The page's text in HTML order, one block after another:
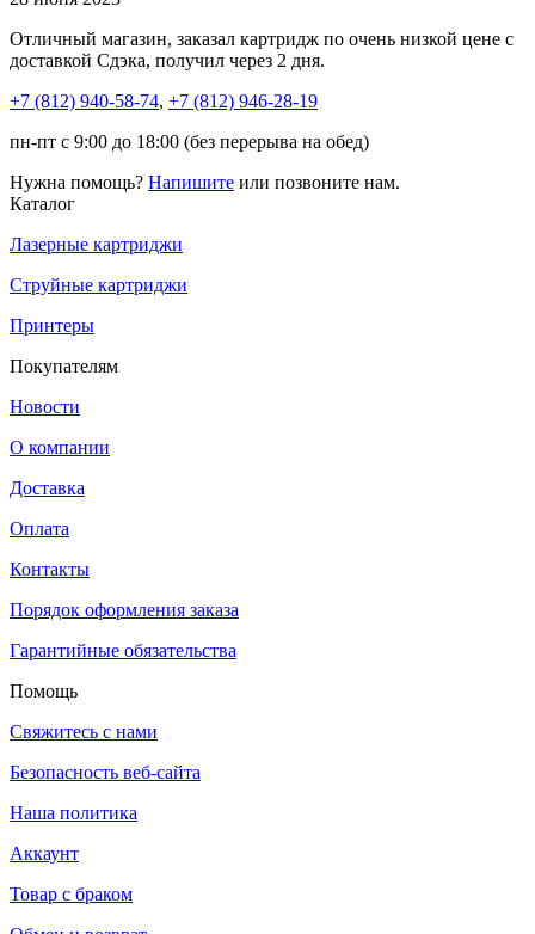
Отличный магазин, заказал картридж по очень низкой цене с
доставкой Сдэка, получил через 2 дня.
+7 (812) 940-58-74, +7 (812) 946-28-19
пн-пт с 9:00 до 18:00 (без перерыва на обед)
Нужна помощь? Напишите или позвоните нам.
Каталог
Лазерные картриджи
Струйные картриджи
Принтеры
Покупателям
Новости
О компании
Доставка
Оплата
Контакты
Порядок оформления заказа
Гарантийные обязательства
Помощь
Свяжитесь с нами
Безопасность веб-сайта
Наша политика
Аккаунт
Товар с браком